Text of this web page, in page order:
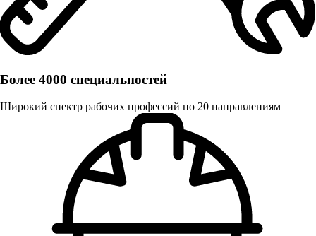
Более 4000 специальностей
Широкий спектр рабочих профессий по 20 направлениям